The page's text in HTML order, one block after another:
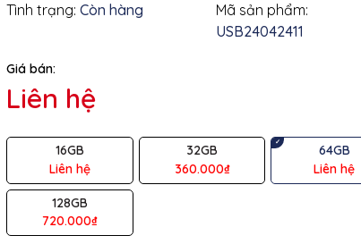
Tình trạng: Còn hàng
Mã sản phẩm:
USB24042411
Giá bán:
Liên hệ
16GB
Liên hệ
32GB
360.000₫
64GB
Liên hệ
128GB
720.000₫
USB-A 3.0/2.0